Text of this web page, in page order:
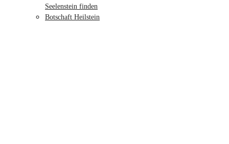
Seelenstein finden
Botschaft Heilstein